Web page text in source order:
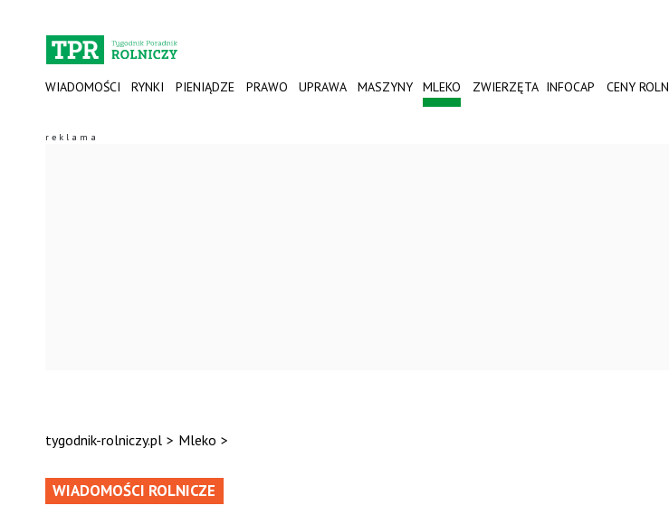
WIADOMOŚCI RYNKI PIENIĄDZE PRAWO UPRAWA MASZYNY MLEKO ZWIERZĘTA INFOCAP CENY
tygodnik-rolniczy.pl > Mleko >
WIADOMOŚCI ROLNICZE